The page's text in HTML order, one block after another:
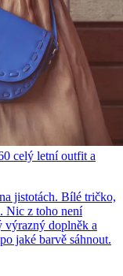
celý letní outfit a
jistotách. Bílé tričko,
Nic z toho není
výrazný doplněk a
jaké barvě sáhnout.